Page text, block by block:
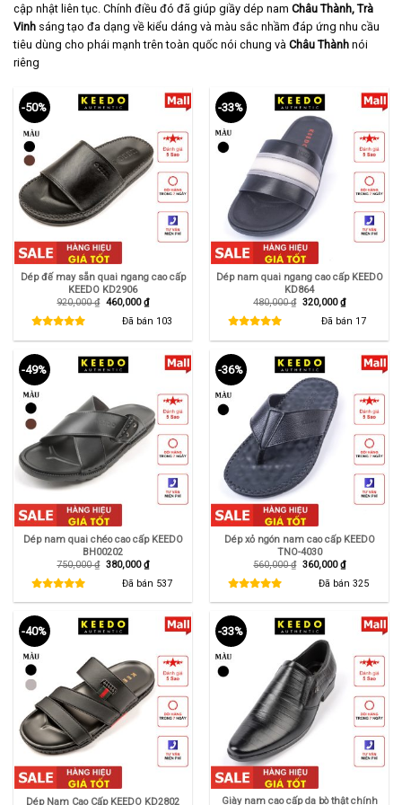
cập nhật liên tục. Chính điều đó đã giúp giầy dép nam Châu Thành, Trà
Vinh sáng tạo đa dạng về kiểu dáng và màu sắc nhầm đáp ứng nhu cầu
tiêu dùng cho phái mạnh trên toàn quốc nói chung và Châu Thành nói
riêng
-50%
Dép đế may sẵn quai ngang cao cấp
KEEDO KD2906
920,000₫ Giá
460,000₫Giá
hiện
tại
Đã bán 103
-33%
Dép nam quai ngang cao cấp KEEDO
KD864
480,000₫ Giá
320,000₫Giá
hiện
tại
Đã bán 17
-49%
Dép nam quai chéo cao cấp KEEDO
BH00202
750,000₫ Giá
750,000 ₫.
380,000₫Giá
hiện
tại
là:
380,000 ₫.
Đã bán 537
-36%
Dép xỏ ngón nam cao cấp KEEDO
TNO-4030
560,000₫ Giá
560,000 ₫.
360,000₫Giá
hiện
tại
là:
360,000 ₫.
Đã bán 325
-40%
Dép Nam Cao Cấp KEEDO KD2802
-33%
Giày nam cao cấp da bò thật chính